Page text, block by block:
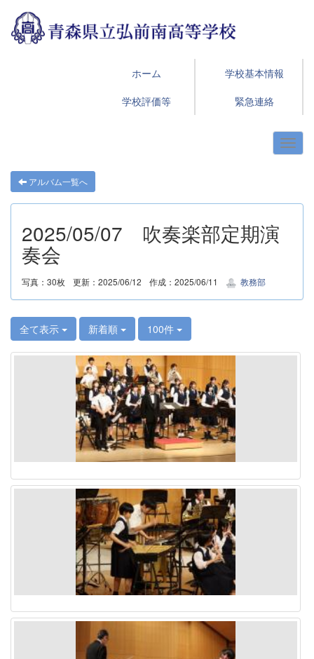
ホーム
学校基本情報
学校評価等
緊急連絡
アルバム一覧へ
2025/05/07 吹奏楽部定期演
奏会
写真：30枚 更新：2025/06/12 作成：2025/06/11 教務部
全て表示 新着順 100件